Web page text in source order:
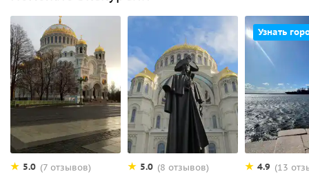
5.0 (7 отзывов) 5.0 (8 отзывов)
Узнать
4.9 (13